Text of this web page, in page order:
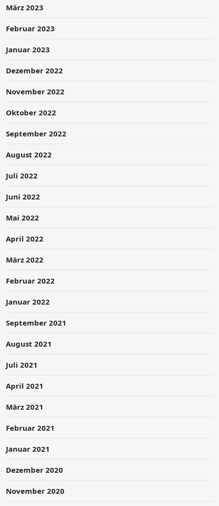
März 2023
Februar 2023
Januar 2023
Dezember 2022
November 2022
Oktober 2022
September 2022
August 2022
Juli 2022
Juni 2022
Mai 2022
April 2022
März 2022
Februar 2022
Januar 2022
September 2021
August 2021
Juli 2021
April 2021
März 2021
Februar 2021
Januar 2021
Dezember 2020
November 2020